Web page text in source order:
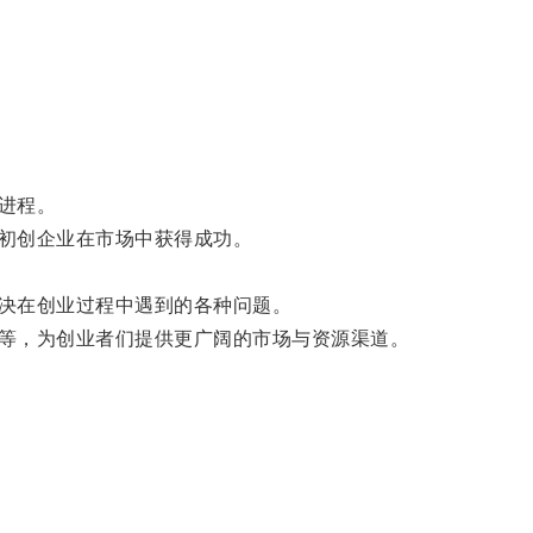
程。
企业在市场中获得成功。
创业过程中遇到的各种问题。
为创业者们提供更广阔的市场与资源渠道。